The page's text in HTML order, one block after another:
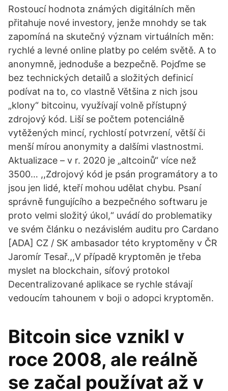
Rostoucí hodnota známých digitálních měn
přitahuje nové investory, jenže mnohdy se tak
zapomíná na skutečný význam virtuálních měn:
rychlé a levné online platby po celém světě. A to
anonymně, jednoduše a bezpečně. Pojďme se
bez technických detailů a složitých definicí
podívat na to, co vlastně Většina z nich jsou
„klony“ bitcoinu, využívají volně přístupný
zdrojový kód. Liší se počtem potenciálně
vytěžených mincí, rychlostí potvrzení, větší či
menší mírou anonymity a dalšími vlastnostmi.
Aktualizace – v r. 2020 je „altcoinů“ více než
3500… ,,Zdrojový kód je psán programátory a to
jsou jen lidé, kteří mohou udělat chybu. Psaní
správně fungujícího a bezpečného softwaru je
proto velmi složitý úkol,“ uvádí do problematiky
ve svém článku o nezávislém auditu pro Cardano
[ADA] CZ / SK ambasador této kryptoměny v ČR
Jaromír Tesař.,,V případě kryptoměn je třeba
myslet na blockchain, síťový protokol
Decentralizované aplikace se rychle stávají
vedoucím tahounem v boji o adopci kryptoměn.
Bitcoin sice vznikl v
roce 2008, ale reálně
se začal používat až v